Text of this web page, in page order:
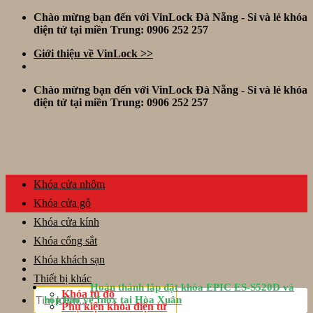
Skip
Chào mừng bạn đến với VinLock Đà Nẵng - Sỉ và lẻ khóa
điện tử tại miền Trung: 0906 252 257
Giới thiệu về VinLock >>
Chào mừng bạn đến với VinLock Đà Nẵng - Sỉ và lẻ khóa
điện tử tại miền Trung: 0906 252 257
Tìm
kiếm:
Khóa cửa nhôm
Khóa cửa gỗ
Khóa cửa kính
Khóa cổng sắt
Khóa khách sạn
Thiết bị khác
Khóa tủ đồ
Phụ kiện khóa điện tử
Hoàn thành lắp đặt khóa EPIC ES-S520D và
hộp bảo vệ Inox tại Hòa Xuân